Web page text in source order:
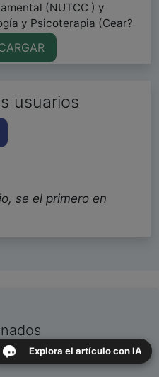
(NUTCC ) y
y Psicoterapia (Cear?
usuarios
se el primero en
Explora el artículo con IA